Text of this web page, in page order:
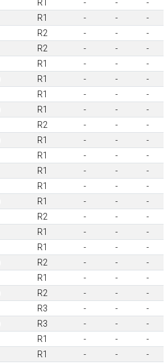
R1 - -
-
R1 - -
-
R2 - -
-
R2 - -
-
R1 - -
-
R1 - -
-
R1 - -
-
R1 - -
-
R2 - -
-
R1 - -
-
R1 - -
-
R1 - -
-
R1 - -
-
R1 - -
-
R2 - -
-
R1 - -
-
R1 - -
-
R2 - -
-
R1 - -
-
R2 - -
-
R3 - -
-
R3 - -
-
R1 - -
-
R1 - -
-